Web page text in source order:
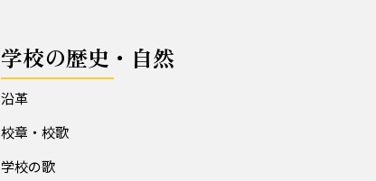
学校の歴史・自然
沿革
校章・校歌
学校の歌